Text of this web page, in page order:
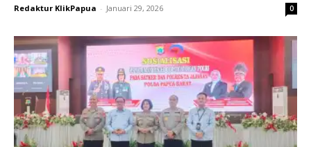
Redaktur KlikPapua - Januari 29, 2026 0